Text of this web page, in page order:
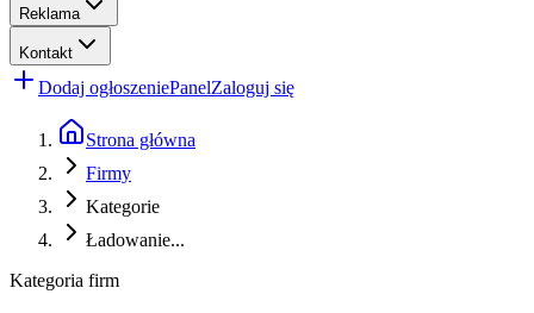
Reklama
Kontakt
Dodaj ogłoszeniePanelZaloguj się
Strona główna
Firmy
Kategorie
Ładowanie...
Kategoria firm